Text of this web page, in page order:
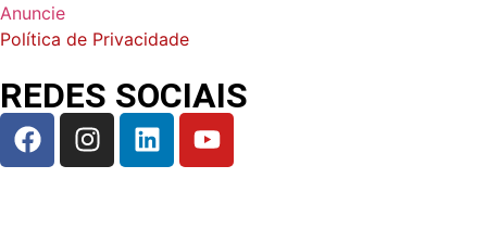
Anuncie
Política de Privacidade
REDES SOCIAIS